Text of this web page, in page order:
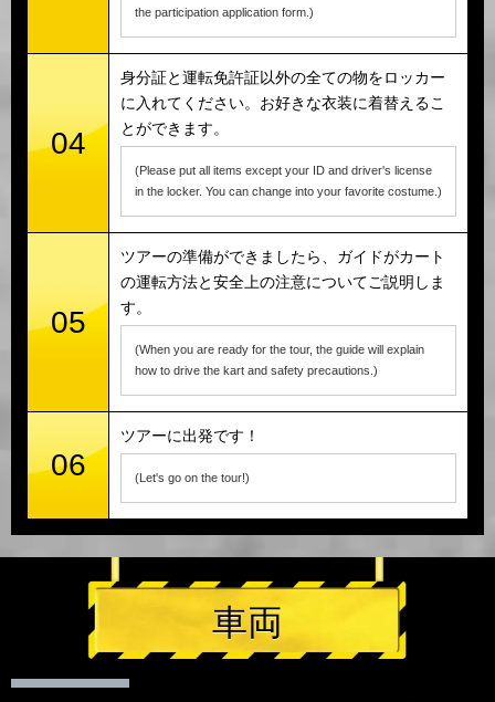
the participation application form.)
04
身分証と運転免許証以外の全ての物をロッカー
に入れてください。お好きな衣装に着替えるこ
とができます。
(Please put all items except your ID and driver's license
in the locker. You can change into your favorite costume.)
05
ツアーの準備ができましたら、ガイドがカート
の運転方法と安全上の注意についてご説明しま
す。
(When you are ready for the tour, the guide will explain
how to drive the kart and safety precautions.)
06
ツアーに出発です！
(Let's go on the tour!)
車両